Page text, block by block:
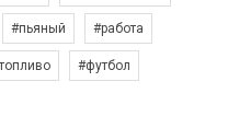
#пьяный #работа
#футбол